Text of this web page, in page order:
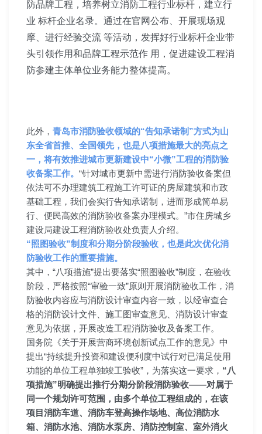
防品牌工程，培养树立消防工程行业标杆，建立行
业 标杆企业名录。通过在官网公布、开展现场观
摩、进行经验交流 等活动，发挥好行业标杆企业带
头引领作用和品牌工程示范作 用，促进建设工程消
防参建主体单位业务能力整体提高。
此外， 青岛市消防验收领域的“告知承诺制”方式为山
东全省首推、全国领先，也是八项措施最大的亮点之
一， 将有效推进城市更新建设中“小微”工程的消防验
收备案工作。 “针对城市更新中需进行消防验收备案但
依法可不办理建筑工程施工许可证的房屋建筑和市政
基础工程，我们会实行告知承诺制，进而形成简单易
行、便民高效的消防验收备案办理模式。”市住房城乡
建设局建设工程消防验收处负责人介绍。
“照图验收”制度和分期分阶段验收，也是此次优化消
防验收工作的重要措施。
其中，“八项措施”提出要落实“照图验收”制度，在验收
阶段，严格按照“审验一致”原则开展消防验收工作，消
防验收内容应与消防设计审查内容一致，以经审查合
格的消防设计文件、施工图审查意见、消防设计审查
意见为依据，开展改造工程消防验收及备案工作。
国务院《关于开展营商环境创新试点工作的意见》中
提出“持续提升投资和建设便利度中试行对已满足使用
功能的单位工程单独竣工验收”，为落实这一要求 ， “八
项措施”明确提出推行分期分阶段消防验收——对属于
同一个规划许可范围，由多个单位工程组成的，在该
项目消防车道、消防车登高操作场地、高位消防水
箱、消防水池、消防水泵房、消防控制室、室外消火